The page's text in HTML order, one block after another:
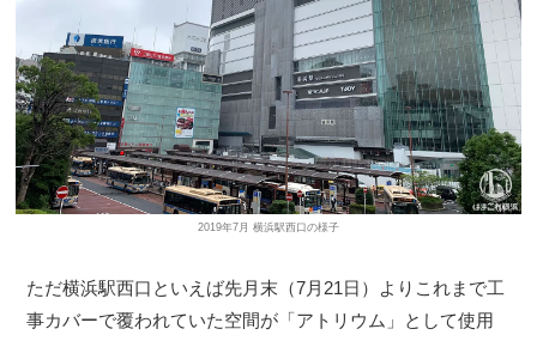
2019年7月 横浜駅西口の様子
ただ横浜駅西口といえば先月末（7月21日）よりこれまで工
事カバーで覆われていた空間が「アトリウム」として使用